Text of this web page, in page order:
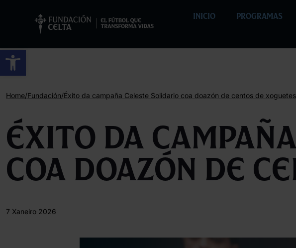
Abrir barra de ferramentas
INICIO PROGRAMAS
Home/Fundación/Éxito da campaña Celeste Solidario coa doazón de centos de xoguetes
Éxito da
coa doazón de
7 Xaneiro 2026